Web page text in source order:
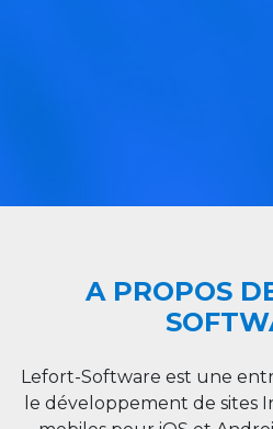
A PROPOS
Lefort-Software est une
le développement de sites